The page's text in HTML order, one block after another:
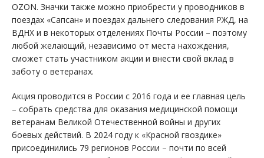
OZON. Значки также можно приобрести у проводников в
поездах «Сапсан» и поездах дальнего следования РЖД, на
ВДНХ и в некоторых отделениях Почты России – поэтому
любой желающий, независимо от места нахождения,
сможет стать участником акции и внести свой вклад в
заботу о ветеранах.
Акция проводится в России с 2016 года и ее главная цель
– собрать средства для оказания медицинской помощи
ветеранам Великой Отечественной войны и других
боевых действий. В 2024 году к «Красной гвоздике»
присоединились 79 регионов России – почти по всей